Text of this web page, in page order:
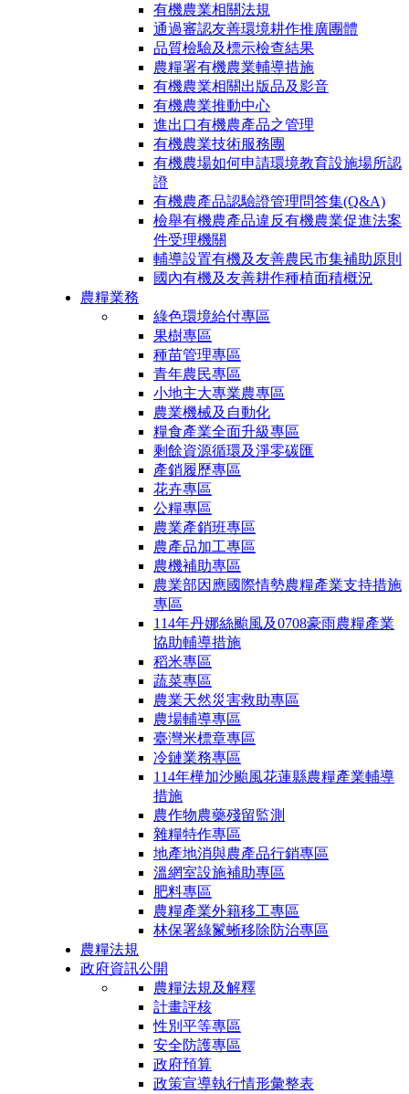
有機農業相關法規
通過審認友善環境耕作推廣團體
品質檢驗及標示檢查結果
農糧署有機農業輔導措施
有機農業相關出版品及影音
有機農業推動中心
進出口有機農產品之管理
有機農業技術服務團
有機農場如何申請環境教育設施場所認
證
有機農產品認驗證管理問答集(Q&A)
檢舉有機農產品違反有機農業促進法案
件受理機關
輔導設置有機及友善農民市集補助原則
國內有機及友善耕作種植面積概況
農糧業務
綠色環境給付專區
果樹專區
種苗管理專區
青年農民專區
小地主大專業農專區
農業機械及自動化
糧食產業全面升級專區
剩餘資源循環及淨零碳匯
產銷履歷專區
花卉專區
公糧專區
農業產銷班專區
農產品加工專區
農機補助專區
農業部因應國際情勢農糧產業支持措施
專區
114年丹娜絲颱風及0708豪雨農糧產業
協助輔導措施
稻米專區
蔬菜專區
農業天然災害救助專區
農場輔導專區
臺灣米標章專區
冷鏈業務專區
114年樺加沙颱風花蓮縣農糧產業輔導
措施
農作物農藥殘留監測
雜糧特作專區
地產地消與農產品行銷專區
溫網室設施補助專區
肥料專區
農糧產業外籍移工專區
林保署綠鬣蜥移除防治專區
農糧法規
政府資訊公開
農糧法規及解釋
計畫評核
性別平等專區
安全防護專區
政府預算
政策宣導執行情形彙整表